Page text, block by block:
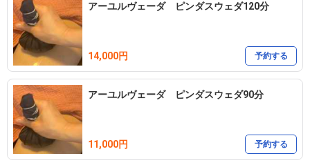
アーユルヴェーダ ピンダスウェダ120分
14,000円 予約する
アーユルヴェーダ ピンダスウェダ90分
11,000円 予約する